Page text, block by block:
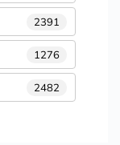
2391
1276
2482